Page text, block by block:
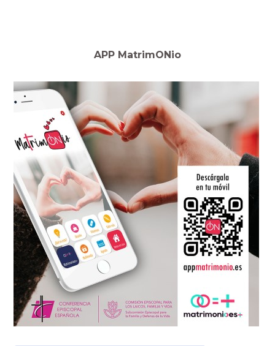
APP MatrimONio